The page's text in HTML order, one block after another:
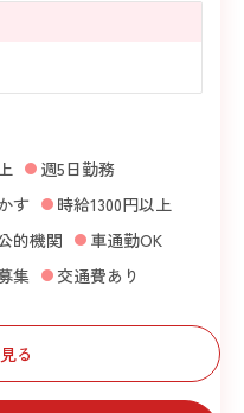
週5日勤務
す
時給1300円以上
的機関
車通勤OK
集 交通費あり
る